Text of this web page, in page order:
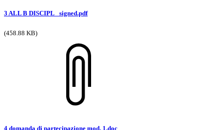
3 ALL B DISCIPL _signed.pdf
(458.88 KB)
4 domanda di partecipazione mod. 1.doc